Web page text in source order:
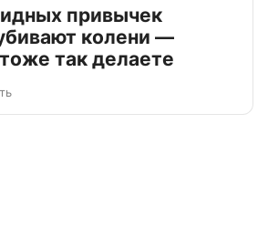
привычек
колени —
так делаете